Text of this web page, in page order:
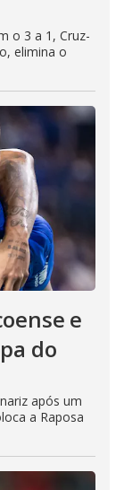
o 3 a 1, Cruz-
elimina o
e
do
após um
a Raposa